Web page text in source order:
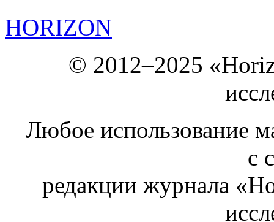
HORIZON
© 2012–2025
Любое использование
с
редакции журнала